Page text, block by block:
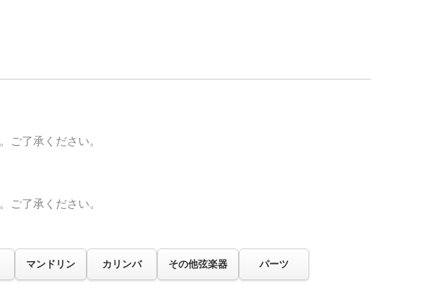
。ご了承ください。
。ご了承ください。
マンドリン カリンバ その他弦楽器 パーツ